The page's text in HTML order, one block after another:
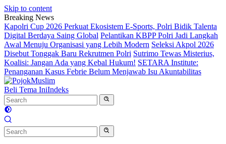
Skip to content
Breaking News
Kapolri Cup 2026 Perkuat Ekosistem E-Sports, Polri Bidik Talenta
Digital Berdaya Saing Global Pelantikan KBPP Polri Jadi Langkah
Awal Menuju Organisasi yang Lebih Modern Seleksi Akpol 2026
Disebut Tonggak Baru Rekrutmen Polri Sutrimo Tewas Misterius,
Koalisi: Jangan Ada yang Kebal Hukum! SETARA Institute:
Penanganan Kasus Febrie Belum Menjawab Isu Akuntabilitas
Beli Tema IniIndeks